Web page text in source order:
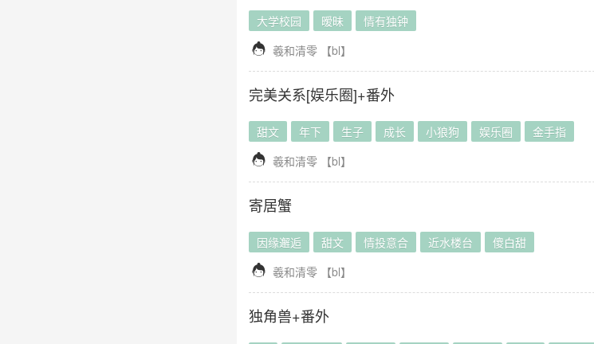
大学校园 暧昧 情有独钟
 羲和清零 【bl】
完美关系[娱乐圈]+番外
甜文 年下 生子 成长 小狼狗 娱乐圈 金手指
 羲和清零 【bl】
寄居蟹
因缘邂逅 甜文 情投意合 近水楼台 傻白甜
 羲和清零 【bl】
独角兽+番外